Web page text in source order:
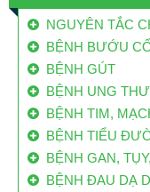
NGUYÊN TẮC
BỆNH BƯỚU
BỆNH GÚT
BỆNH UNG THƯ
BỆNH TIM,
BỆNH TIỂU
BỆNH GAN,
BỆNH ĐAU DẠ
80% BỆNH NHÂN